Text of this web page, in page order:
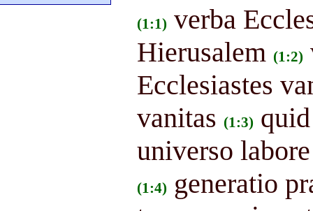
(1:1) verba
Hierusalem (1:2)
Ecclesiastes
vanitas (1:3)
universo
(1:4) generatio